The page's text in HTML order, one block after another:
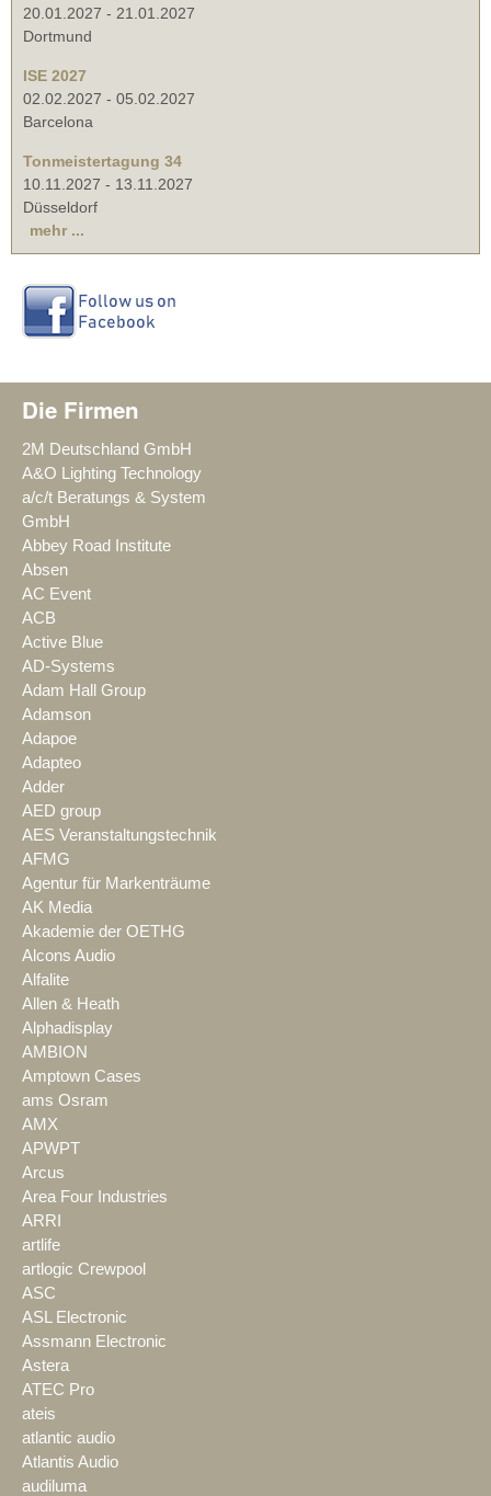
20.01.2027 - 21.01.2027
Dortmund
ISE 2027
02.02.2027 - 05.02.2027
Barcelona
Tonmeistertagung 34
10.11.2027 - 13.11.2027
Düsseldorf
mehr ...
Die Firmen
2M Deutschland GmbH
A&O Lighting Technology
a/c/t Beratungs & System
GmbH
Abbey Road Institute
Absen
AC Event
ACB
Active Blue
AD-Systems
Adam Hall Group
Adamson
Adapoe
Adapteo
Adder
AED group
AES Veranstaltungstechnik
AFMG
Agentur für Markenträume
AK Media
Akademie der OETHG
Alcons Audio
Alfalite
Allen & Heath
Alphadisplay
AMBION
Amptown Cases
ams Osram
AMX
APWPT
Arcus
Area Four Industries
ARRI
artlife
artlogic Crewpool
ASC
ASL Electronic
Assmann Electronic
Astera
ATEC Pro
ateis
atlantic audio
Atlantis Audio
audiluma